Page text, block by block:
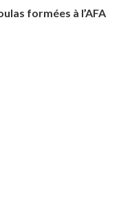
formées à l’AFA